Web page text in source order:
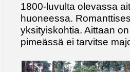
1800-luvulta olevassa
huoneessa.
yksityiskohtia. Aittaan
pimeässä ei tarvitse